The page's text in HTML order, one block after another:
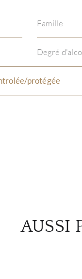
Famille
Degré
protégée
AUSSI